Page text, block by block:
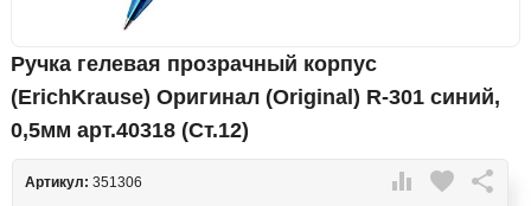
Ручка гелевая прозрачный корпус
(ErichKrause) Оригинал (Original) R-301 синий,
0,5мм арт.40318 (Ст.12)
 favorite 
Артикул: 351306